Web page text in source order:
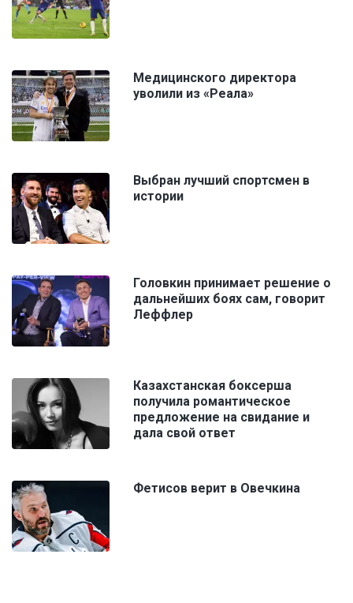
Медицинского директора
уволили из «Реала»
Выбран лучший спортсмен в
истории
Головкин принимает решение о
дальнейших боях сам, говорит
Леффлер
Казахстанская боксерша
получила романтическое
предложение на свидание и
дала свой ответ
Фетисов верит в Овечкина